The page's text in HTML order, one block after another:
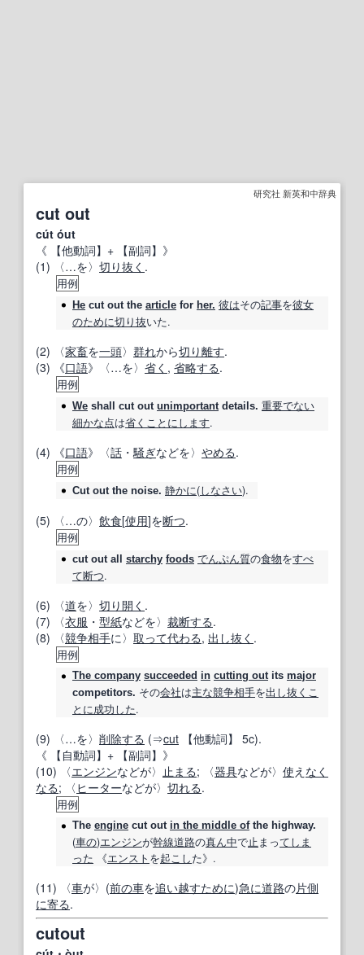
研究社 新英和中辞典
cut out
cút óut
《
【他動詞】 + 【副詞】 》
(1) 〈…を〉 切り抜く .
用例
He cut outthe article for her. 彼はその記事を彼女
のために切り抜いた.
(2) 〈家畜を一頭〉 群れから切り離す.
(3) 《口語》〈…を〉 省く , 省略する.
用例
We shall cut out unimportantdetails. 重要でない
細かな点は省く ことにします.
(4) 《口語》〈話 ・騒ぎなどを〉 やめる.
用例
Cut outthe noise. 静かに(しなさい).
(5) 〈…の〉 飲食[使用]を断つ.
用例
cut outall starchy foods でんぷん質の食物をすべ
て断つ.
(6) 〈道を〉 切り開く .
(7) 〈衣服 ・ 型紙などを〉 裁断する.
(8) 〈競争相手に〉 取って代わる, 出し抜く .
用例
The company succeeded in cutting outits major
competitors. その会社は主な競争相手を出し抜く こ
とに成功した.
(9) 〈…を〉 削除する (⇒cut 【他動詞】 5c).
《
【自動詞】 + 【副詞】 》
(10) 〈エンジンなどが〉 止まる; 〈器具などが〉 使え なく
なる; 〈 ヒーターなどが〉 切れる.
用例
The engine cut out in the middle ofthe highway.
(車の)エンジンが幹線道路の真ん中で止まってしま
った 《エンスト を起こした》.
(11) 〈車が〉(前の車を追い越すために)急に道路の片側
に寄る.
cutout